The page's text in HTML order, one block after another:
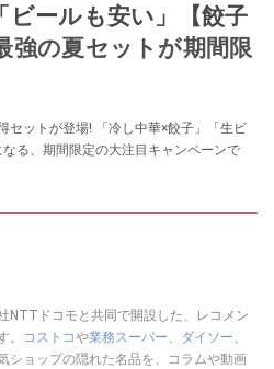
ビールも安い」【餃子
強の夏セットが期間限
セットが登場! 「冷し中華×餃子」「生ビ
る、期間限定の大注目キャンペーンで
NTTドコモと共同で開設した、レコメン
。
コストコや業務スーパー ダイソー
ショップの隠れた名品を、コラムや動画